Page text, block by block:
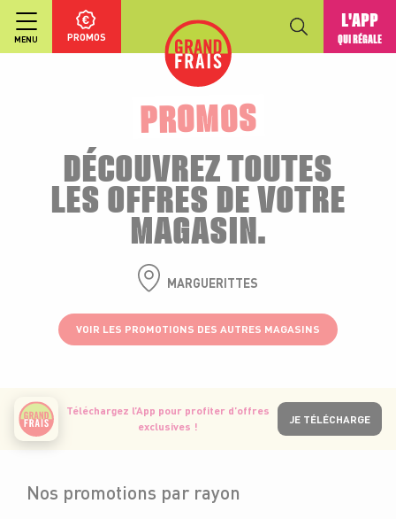
MENU PROMOS
L'APP
QUI RÉGALE
PROMOS
DÉCOUVREZ TOUTES
LES OFFRES DE VOTRE
MAGASIN.
MARGUERITTES
VOIR LES PROMOTIONS DES AUTRES MAGASINS
Téléchargez l’App pour profiter d’offres
exclusives !
JE TÉLÉCHARGE
Nos promotions par rayon